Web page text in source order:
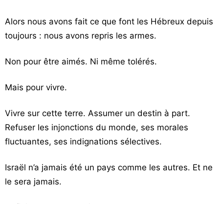
Alors nous avons fait ce que font les Hébreux depuis
toujours : nous avons repris les armes.
Non pour être aimés. Ni même tolérés.
Mais pour vivre.
Vivre sur cette terre. Assumer un destin à part.
Refuser les injonctions du monde, ses morales
fluctuantes, ses indignations sélectives.
Israël n’a jamais été un pays comme les autres. Et ne
le sera jamais.